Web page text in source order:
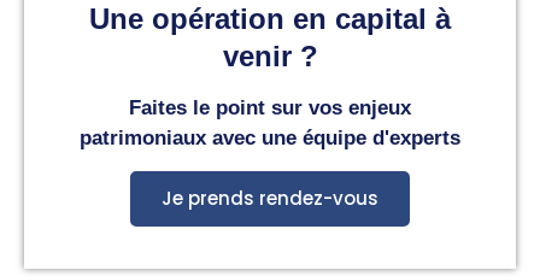
Une opération en capital à
venir ?
Faites le point sur vos enjeux
patrimoniaux avec une équipe d'experts
Je prends rendez-vous